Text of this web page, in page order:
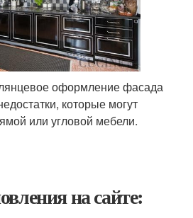
оформление фасада
которые могут
или угловой мебели.
на сайте: